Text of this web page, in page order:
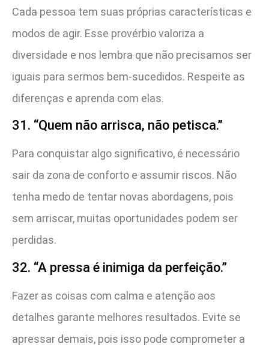
Cada pessoa tem suas próprias características e
modos de agir. Esse provérbio valoriza a
diversidade e nos lembra que não precisamos ser
iguais para sermos bem-sucedidos. Respeite as
diferenças e aprenda com elas.
31. “Quem não arrisca, não petisca.”
Para conquistar algo significativo, é necessário
sair da zona de conforto e assumir riscos. Não
tenha medo de tentar novas abordagens, pois
sem arriscar, muitas oportunidades podem ser
perdidas.
32. “A pressa é inimiga da perfeição.”
Fazer as coisas com calma e atenção aos
detalhes garante melhores resultados. Evite se
apressar demais, pois isso pode comprometer a